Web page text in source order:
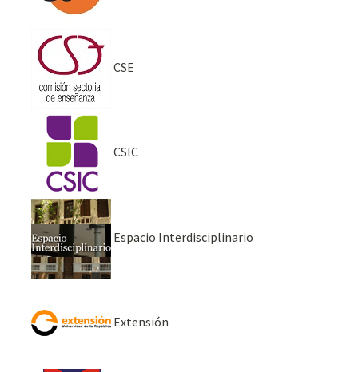
CSE
CSIC
Espacio Interdisciplinario
Extensión